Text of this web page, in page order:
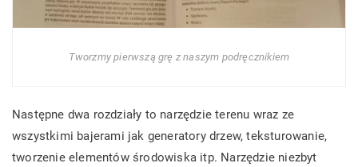
Tworzmy pierwszą grę z naszym podręcznikiem
Następne dwa rozdziały to narzędzie terenu wraz ze
wszystkimi bajerami jak generatory drzew, teksturowanie,
tworzenie elementów środowiska itp. Narzędzie niezbyt